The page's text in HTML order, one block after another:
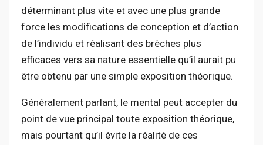
déterminant plus vite et avec une plus grande
force les modifications de conception et d’action
de l’individu et réalisant des brèches plus
efficaces vers sa nature essentielle qu’il aurait pu
être obtenu par une simple exposition théorique.
Généralement parlant, le mental peut accepter du
point de vue principal toute exposition théorique,
mais pourtant qu’il évite la réalité de ces